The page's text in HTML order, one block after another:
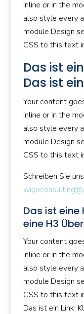
inline or in the
also style every
module Design
CSS to this text
Das ist
Das ist
Your content
inline or in the
also style every
module Design
CSS to this text
Schreiben Sie
Das ist eine
eine H3
Your content
inline or in the
also style every
module Design
CSS to this text
Das ist ein Link: